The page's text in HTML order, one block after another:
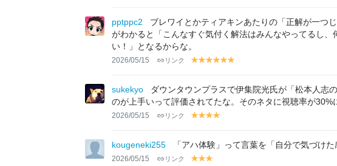
lo
w
lo
w
pptppc2
ブレワイとかティアキンあたりの「正解が一つ
がわかると「こんなすぐ気付く解法はみんなやってるし
い！」となるからな。
2026/05/15 リンク
y
lo
w
y
lo
w
y
lo
w
y
lo
w
y
lo
w
lo
w
sukekyo
ダウンタウンプラスで伊集院光氏が「松本人志
のが上手いって評価されてたな。そのネタに視聴率が30%
2026/05/15 リンク
y
lo
w
y
lo
w
y
lo
w
lo
kougeneki255 「アハ体験」って言葉を「自分で気づけ
2026/05/15 リンク
y y